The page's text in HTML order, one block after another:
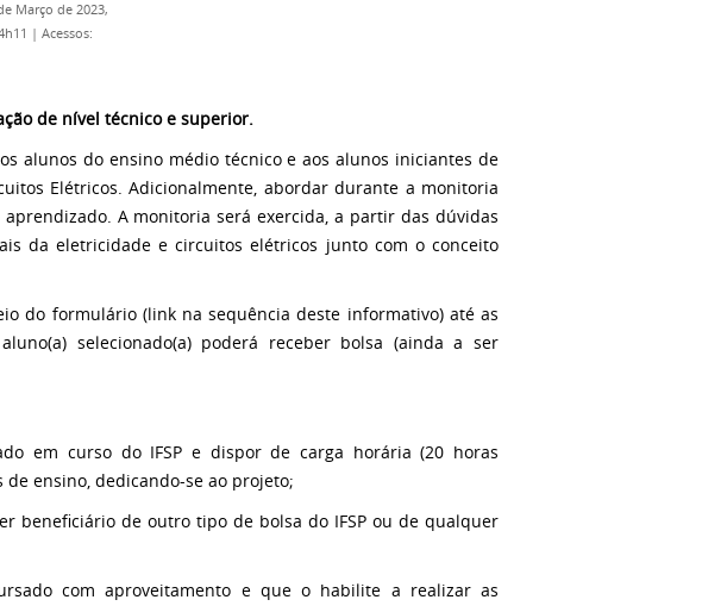
Março de 2023,
| Acessos:
de nível técnico e superior.
alunos do ensino médio técnico e aos alunos iniciantes de
Elétricos. Adicionalmente, abordar durante a monitoria
A monitoria será exercida, a partir das dúvidas
da eletricidade e circuitos elétricos junto com o conceito
do formulário (link na sequência deste informativo) até as
selecionado(a) poderá receber bolsa (ainda a ser
em curso do IFSP e dispor de carga horária (20 horas
ensino, dedicando-se ao projeto;
beneficiário de outro tipo de bolsa do IFSP ou de qualquer
com aproveitamento e que o habilite a realizar as